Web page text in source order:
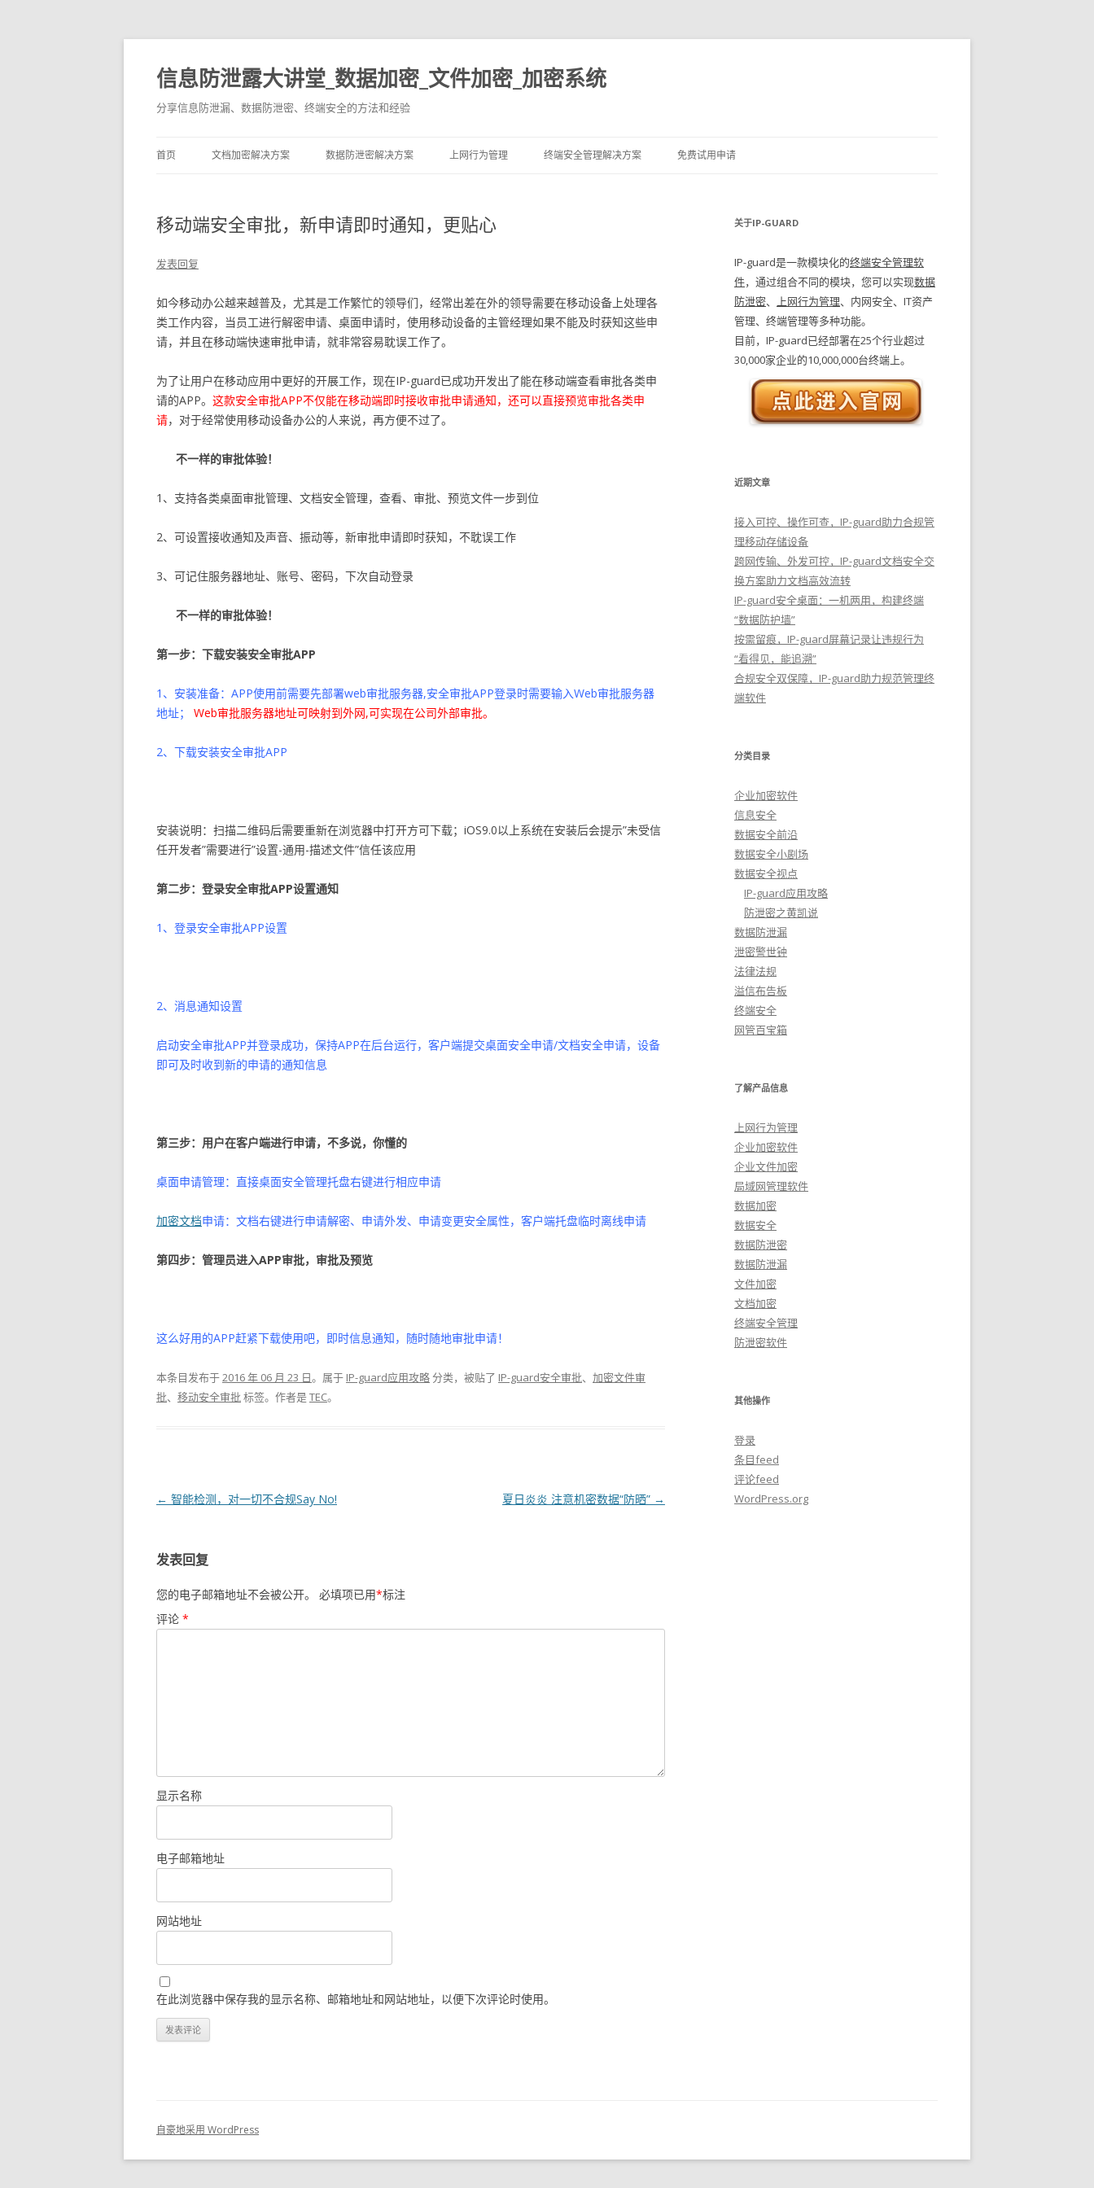
信息防泄露大讲堂_数据加密_文件加密_加密系统
分享信息防泄漏、数据防泄密、终端安全的方法和经验
首页 文档加密解决方案 数据防泄密解决方案 上网行为管理 终端安全管理解决方案 免费试用申请
移动端安全审批，新申请即时通知，更贴心
发表回复
如今移动办公越来越普及，尤其是工作繁忙的领导们，经常出差在外的领导需要在移动设备上处理各
类工作内容，当员工进行解密申请、桌面申请时，使用移动设备的主管经理如果不能及时获知这些申
请，并且在移动端快速审批申请，就非常容易耽误工作了。
为了让用户在移动应用中更好的开展工作，现在IP-guard已成功开发出了能在移动端查看审批各类申
请的APP。 这款安全审批APP不仅能在移动端即时接收审批申请通知，还可以直接预览审批各类申
请，对于经常使用移动设备办公的人来说，再方便不过了。
不一样的审批体验！
1、支持各类桌面审批管理、文档安全管理，查看、审批、预览文件一步到位
2、可设置接收通知及声音、振动等，新审批申请即时获知，不耽误工作
3、可记住服务器地址、账号、密码，下次自动登录
不一样的审批体验！
第一步：下载安装安全审批APP
1、安装准备：APP使用前需要先部署web审批服务器,安全审批APP登录时需要输入Web审批服务器
地址；
Web审批服务器地址可映射到外网,可实现在公司外部审批。
2、下载安装安全审批APP
安装说明：扫描二维码后需要重新在浏览器中打开方可下载；iOS9.0以上系统在安装后会提示”未受信
任开发者”需要进行”设置-通用-描述文件”信任该应用
第二步：登录安全审批APP设置通知
1、登录安全审批APP设置
2、消息通知设置
启动安全审批APP并登录成功，保持APP在后台运行，客户端提交桌面安全申请/文档安全申请，设备
即可及时收到新的申请的通知信息
第三步：用户在客户端进行申请，不多说，你懂的
桌面申请管理：直接桌面安全管理托盘右键进行相应申请
加密文档申请：文档右键进行申请解密、申请外发、申请变更安全属性，客户端托盘临时离线申请
第四步：管理员进入APP审批，审批及预览
这么好用的APP赶紧下载使用吧，即时信息通知，随时随地审批申请！
本条目发布于2016 年 06 月 23 日。属于 IP-guard应用攻略分类，被贴了 IP-guard安全审批、 加密文件审
批、 移动安全审批标签。 作者是TEC。
文章导航
← 智能检测，对一切不合规Say No! 夏日炎炎 注意机密数据“防晒” →
发表回复
您的电子邮箱地址不会被公开。 必填项已用*标注
评论 *
显示名称
电子邮箱地址
网站地址
在此浏览器中保存我的显示名称、邮箱地址和网站地址，以便下次评论时使用。
关于IP-GUARD
IP-guard是一款模块化的终端安全管理软
件，通过组合不同的模块，您可以实现数据
防泄密、 上网行为管理、内网安全、IT资产
管理、终端管理等多种功能。
目前，IP-guard已经部署在25个行业超过
30,000家企业的10,000,000台终端上。
近期文章
接入可控、操作可查，IP-guard助力合规管
理移动存储设备
跨网传输、外发可控，IP-guard文档安全交
换方案助力文档高效流转
IP-guard安全桌面：一机两用，构建终端
“数据防护墙”
按需留痕，IP-guard屏幕记录让违规行为
“看得见，能追溯”
合规安全双保障，IP-guard助力规范管理终
端软件
分类目录
企业加密软件
信息安全
数据安全前沿
数据安全小剧场
数据安全视点
IP-guard应用攻略
防泄密之黄凯说
数据防泄漏
泄密警世钟
法律法规
溢信布告板
终端安全
网管百宝箱
了解产品信息
上网行为管理
企业加密软件
企业文件加密
局域网管理软件
数据加密
数据安全
数据防泄密
数据防泄漏
文件加密
文档加密
终端安全管理
防泄密软件
其他操作
登录
条目feed
评论feed
WordPress.org
自豪地采用 WordPress